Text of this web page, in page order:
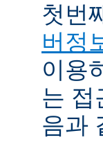
첫번
버정
이용
는 접
음과